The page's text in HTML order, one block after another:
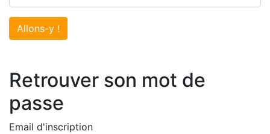
Allons-y !
Retrouver son mot de
passe
Email d'inscription